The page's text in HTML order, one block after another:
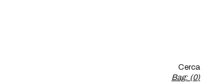
Cerca
Bag: (0)